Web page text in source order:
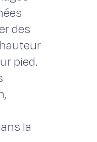
des
pied.
la